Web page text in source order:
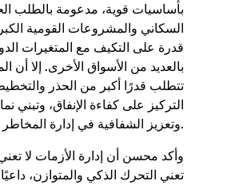
بأساسيات قوية، مدعومة بالطلب
السكاني والمشروعات القومية
قدرة على التكيف مع المتغيرات
بالعديد من الأسواق الأخرى. إلا أن
تتطلب قدرًا أكبر من الحذر
التركيز على كفاءة الإنفاق، وتبني
وتعزيز الشفافية في إدارة المخاطر.
وأكد محسن أن إدارة الأزمات لا
تعني التحرك الذكي والمتوازن،